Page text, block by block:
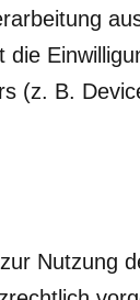
(z. B.
Nutzung